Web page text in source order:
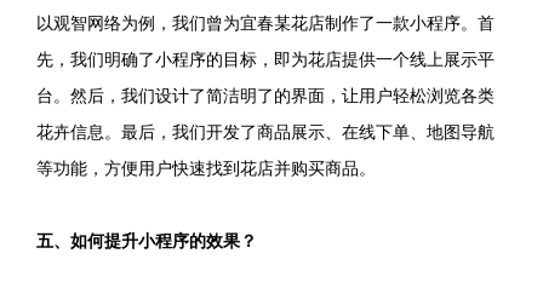
以观智网络为例，我们曾为宜春某花店制作了一款小程序。首
先，我们明确了小程序的目标，即为花店提供一个线上展示平
台。然后，我们设计了简洁明了的界面，让用户轻松浏览各类
花卉信息。最后，我们开发了商品展示、在线下单、地图导航
等功能，方便用户快速找到花店并购买商品。
五、如何提升小程序的效果？